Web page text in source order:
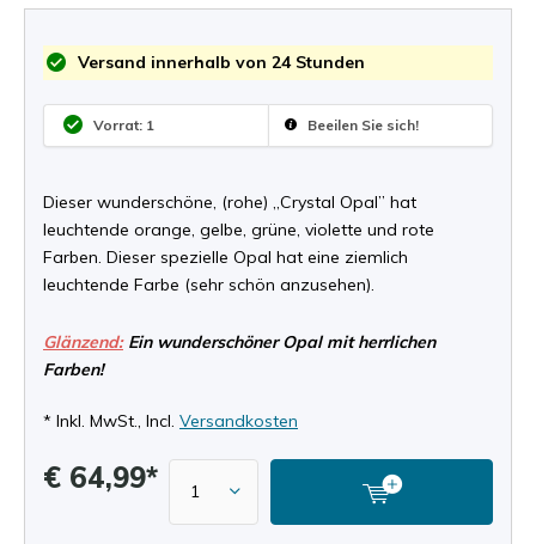
Versand innerhalb von 24 Stunden
Vorrat: 1 Beeilen Sie sich!
Dieser wunderschöne, (rohe) „Crystal Opal” hat
leuchtende orange, gelbe, grüne, violette und rote
Farben. Dieser spezielle Opal hat eine ziemlich
leuchtende Farbe (sehr schön anzusehen).
Glänzend:Ein wunderschöner Opal mit herrlichen
Farben!
* Inkl. MwSt., Incl. Versandkosten
€ 64,99*